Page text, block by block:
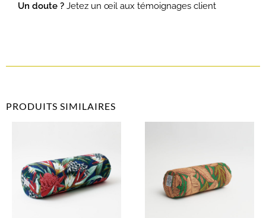
Un doute ? Jetez un œil aux témoignages client
PRODUITS SIMILAIRES